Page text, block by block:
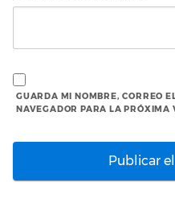
GUARDA MI NOMBRE, CORREO
NAVEGADOR PARA LA PRÓXIMA